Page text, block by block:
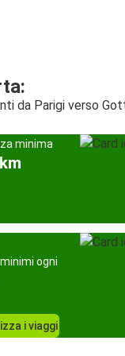
da Parigi verso
minima
ogni
i viaggi